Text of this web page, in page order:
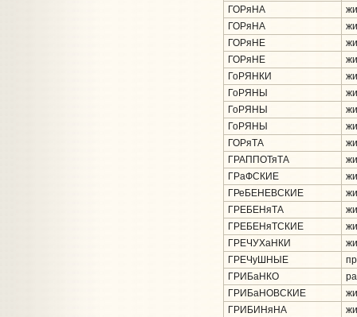
ГОРяНА
ГОРяНА
ГОРяНЕ
ГОРяНЕ
ГоРЯНКИ
ГоРЯНЫ
ГоРЯНЫ
ГоРЯНЫ
ГОРяТА
ГРАППОТяТА
ГРаФСКИЕ
ГРеБЕНЕВСКИЕ
ГРЕБЕНяТА
ГРЕБЕНяТСКИЕ
ГРЕЧУХаНКИ
ГРЕЧуШНЫЕ
ГРИБаНКО
ГРИБаНОВСКИЕ
ГРИБИНяНА